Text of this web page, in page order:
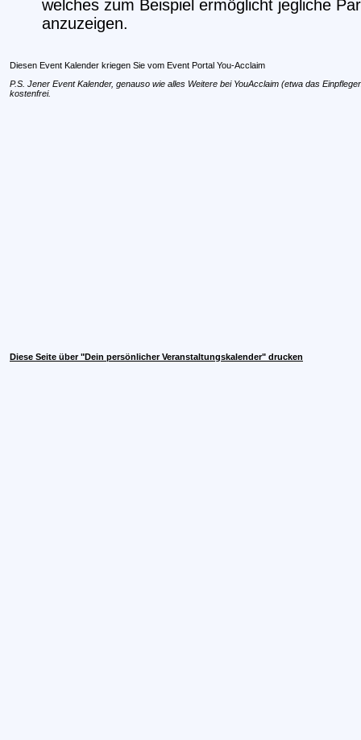
welches zum Beispiel ermöglicht jegliche
anzuzeigen.
Diesen Event Kalender kriegen Sie vom Event Portal You-Acclaim
P.S. Jener Event Kalender, genauso wie alles Weitere bei YouAcclaim (etwa das
kostenfrei.
Diese Seite über "Dein persönlicher Veranstaltungskalender" drucken